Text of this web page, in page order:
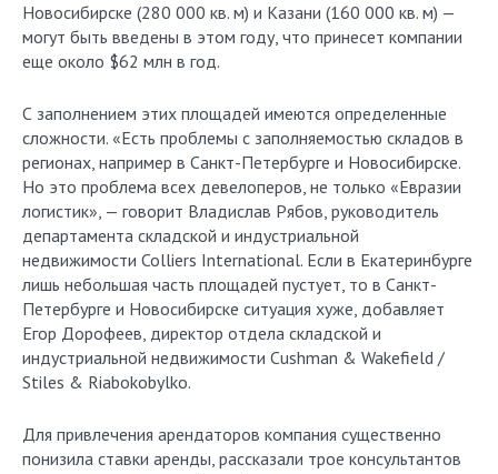
Новосибирске (280 000 кв. м) и Казани (160 000 кв. м) —
могут быть введены в этом году, что принесет компании
еще около $62 млн в год.
С заполнением этих площадей имеются определенные
сложности. «Есть проблемы с заполняемостью складов в
регионах, например в Санкт-Петербурге и Новосибирске.
Но это проблема всех девелоперов, не только «Евразии
логистик», — говорит Владислав Рябов, руководитель
департамента складской и индустриальной
недвижимости Colliers International. Если в Екатеринбурге
лишь небольшая часть площадей пустует, то в Санкт-
Петербурге и Новосибирске ситуация хуже, добавляет
Егор Дорофеев, директор отдела складской и
индустриальной недвижимости Cushman & Wakefield /
Stiles & Riabokobylko.
Для привлечения арендаторов компания существенно
понизила ставки аренды, рассказали трое консультантов